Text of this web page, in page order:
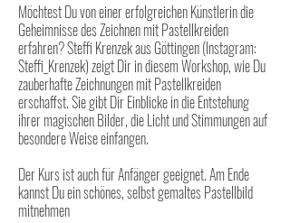
Möchtest Du von einer erfolgreichen Künstlerin die
Geheimnisse des Zeichnen mit Pastellkreiden
erfahren? Steffi Krenzek aus Göttingen (Instagram:
Steffi_Krenzek) zeigt Dir in diesem Workshop, wie Du
zauberhafte Zeichnungen mit Pastellkreiden
erschaffst. Sie gibt Dir Einblicke in die Entstehung
ihrer magischen Bilder, die Licht und Stimmungen auf
besondere Weise einfangen.
Der Kurs ist auch für Anfänger geeignet. Am Ende
kannst Du ein schönes, selbst gemaltes Pastellbild
mitnehmen